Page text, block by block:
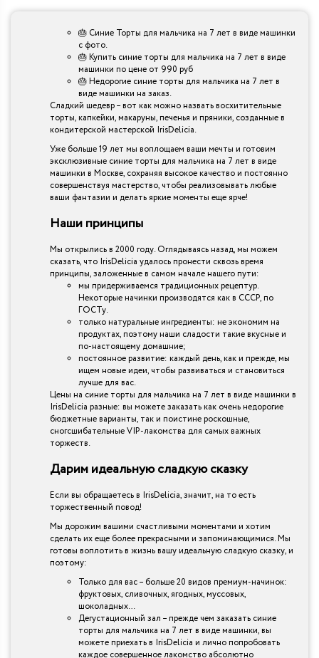
🎂 Синие Торты для мальчика на 7 лет в виде машинки
с фото.
🎂 Купить синие торты для мальчика на 7 лет в виде
машинки по цене от 990 руб
🎂 Недорогие синие торты для мальчика на 7 лет в
виде машинки на заказ.
Сладкий шедевр – вот как можно назвать восхитительные
торты, капкейки, макаруны, печенья и пряники, созданные в
кондитерской мастерской IrisDelicia.
Уже больше 19 лет мы воплощаем ваши мечты и готовим
эксклюзивные синие торты для мальчика на 7 лет в виде
машинки в Москве, сохраняя высокое качество и постоянно
совершенствуя мастерство, чтобы реализовывать любые
ваши фантазии и делать яркие моменты еще ярче!
Наши принципы
Мы открылись в 2000 году. Оглядываясь назад, мы можем
сказать, что IrisDelicia удалось пронести сквозь время
принципы, заложенные в самом начале нашего пути:
мы придерживаемся традиционных рецептур.
Некоторые начинки производятся как в СССР, по
ГОСТу.
только натуральные ингредиенты: не экономим на
продуктах, поэтому наши сладости такие вкусные и
по-настоящему домашние;
постоянное развитие: каждый день, как и прежде, мы
ищем новые идеи, чтобы развиваться и становиться
лучше для вас.
Цены на синие торты для мальчика на 7 лет в виде машинки в
IrisDelicia разные: вы можете заказать как очень недорогие
бюджетные варианты, так и поистине роскошные,
сногсшибательные VIP-лакомства для самых важных
торжеств.
Дарим идеальную сладкую сказку
Если вы обращаетесь в IrisDelicia, значит, на то есть
торжественный повод!
Мы дорожим вашими счастливыми моментами и хотим
сделать их еще более прекрасными и запоминающимися. Мы
готовы воплотить в жизнь вашу идеальную сладкую сказку, и
поэтому:
Только для вас – больше 20 видов премиум-начинок:
фруктовых, сливочных, ягодных, муссовых,
шоколадных…
Дегустационный зал – прежде чем заказать синие
торты для мальчика на 7 лет в виде машинки, вы
можете приехать в IrisDelicia и лично попробовать
каждое совершенное лакомство абсолютно